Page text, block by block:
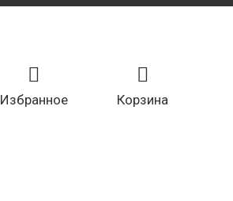
Корзина
Избранное